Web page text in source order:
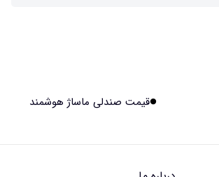
مرحله برداشت رسید
قیمت صندلی ماساژ هوشمند